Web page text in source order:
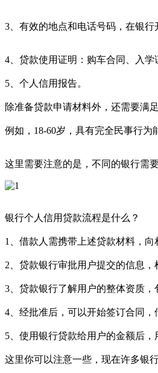
3、有效的地点和电话号码，在银行
4、贷款使用证明：购车合同、入学
5、个人信用报告。
除准备贷款申请材料外，还需要满
例如，18-60岁，具有完全民事行为
这里需要注意的是，不同的银行需
银行个人信用贷款流程是什么？
1、借款人需携带上述贷款材料，向
2、贷款银行审批用户提交的信息
3、贷款银行了解用户的整体资质
4、经批准后，可以开始签订合同，
5、使用银行贷款给用户的金额后
这里你可以注意一些，现在许多银